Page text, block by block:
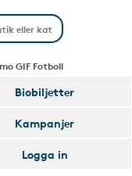
GIF Fotboll
Biobiljetter
Kampanjer
Logga in